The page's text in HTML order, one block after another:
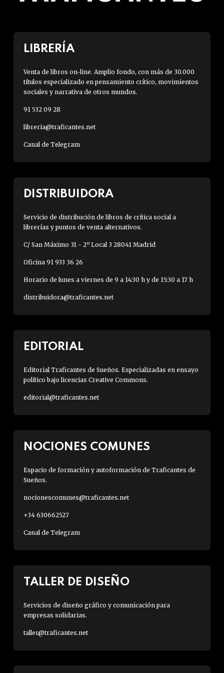
LIBRERÍA
Venta de libros on-line. Amplio fondo, con más de 30.000
títulos especializado en pensamiento crítico, movimientos
sociales y narrativa de otros mundos.
91 532 09 28
libreria@traficantes.net
Canal de Telegram
DISTRIBUIDORA
Servicio de distribución de libros de crítica social a
librerías y puntos de venta alternativos.
C/ San Máximo 31 - 2º Local 3 28041 Madrid
Oficina 91 933 36 26
Horario de lunes a viernes de 9 a 14:30 h y de 15:30 a 17 h
distribuidora@traficantes.net
EDITORIAL
Editorial Traficantes de Sueños. Especializadas en ensayo
político bajo licencias Creative Commons.
editorial@traficantes.net
NOCIONES COMUNES
Espacio de formación y autoformación de Traficantes de
Sueños.
nocionescomunes@traficantes.net
+34 630662527
Canal de Telegram
TALLER DE DISEÑO
Servicios de diseño gráfico y comunicación para
empresas solidarias.
taller@traficantes.net